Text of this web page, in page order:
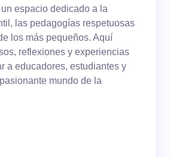
espacio dedicado a la
las pedagogías respetuosas
los más pequeños. Aquí
reflexiones y experiencias
a educadores, estudiantes y
mundo de la